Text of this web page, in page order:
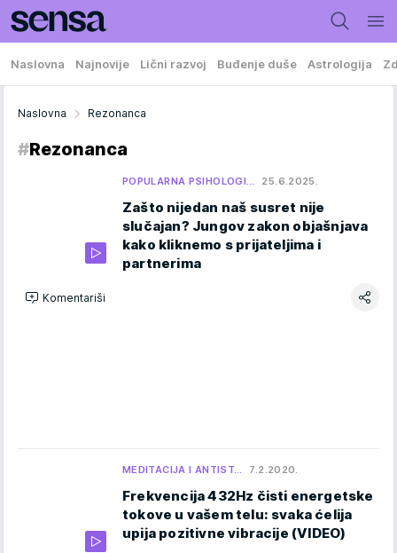
Naslovna Najnovije Lični razvoj Buđenje duše Astrologija
Naslovna Rezonanca
#Rezonanca
POPULARNA PSIHOLOGI… 25.6.2025.
Zašto nijedan naš susret nije
slučajan? Jungov zakon objašnjava
kako kliknemo s prijateljima i
partnerima
Komentariši
MEDITACIJA I ANTIST… 7.2.2020.
Frekvencija 432Hz čisti energetske
tokove u vašem telu: svaka ćelija
upija pozitivne vibracije (VIDEO)